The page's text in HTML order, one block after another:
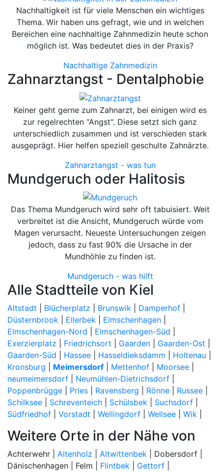
Nachhaltigkeit ist für viele Menschen ein wichtiges
Thema. Wir haben uns gefragt, wie und in welchen
Bereichen eine nachhaltige Zahnmedizin heute schon
möglich ist. Was bedeutet dies in der Praxis?
Nachhaltige Zahnmedizin
Zahnarztangst - Dentalphobie
Keiner geht gerne zum Zahnarzt, bei einigen wird es
zur regelrechten "Angst". Diese setzt sich ganz
unterschiedlich zusammen und ist verschieden stark
ausgeprägt. Hier helfen speziell geschulte Zahnärzte.
Zahnarztangst - was tun
Mundgeruch oder Halitosis
Das Thema Mundgeruch wird sehr oft tabuisiert. Weit
verbreitet ist die Ansicht, Mundgeruch würde vom
Magen verursacht. Neueste Untersuchungen zeigen
jedoch, dass zu fast 90% die Ursache in der
Mundhöhle zu finden ist.
Mundgeruch - was hilft
Alle Stadtteile von Kiel
Altstadt Blücherplatz Brunswik Damperhof
Düsternbrook
Ellerbek Elmschenhagen
Elmschenhagen-Nord
Elmschenhagen-Süd
Exerzierplatz
Friedrichsort Gaarden Gaarden-Ost
Gaarden-Süd
Hassee Hasseldieksdamm Holtenau
Kronsburg
Meimersdorf Mettenhof Moorsee
neumeimersdorf
Neumühlen-Dietrichsdorf
Poppenbrügge
Pries Ravensberg Rönne Russee
Schilksee
Schreventeich Schülsbek Suchsdorf
Südfriedhof
Vorstadt Wellingdorf Wellsee Wik
Weitere Orte in der Nähe von
Achterwehr | Altenholz Altwittenbek | Dobersdorf |
Dänischenhagen | Felm | Flintbek Gettorf